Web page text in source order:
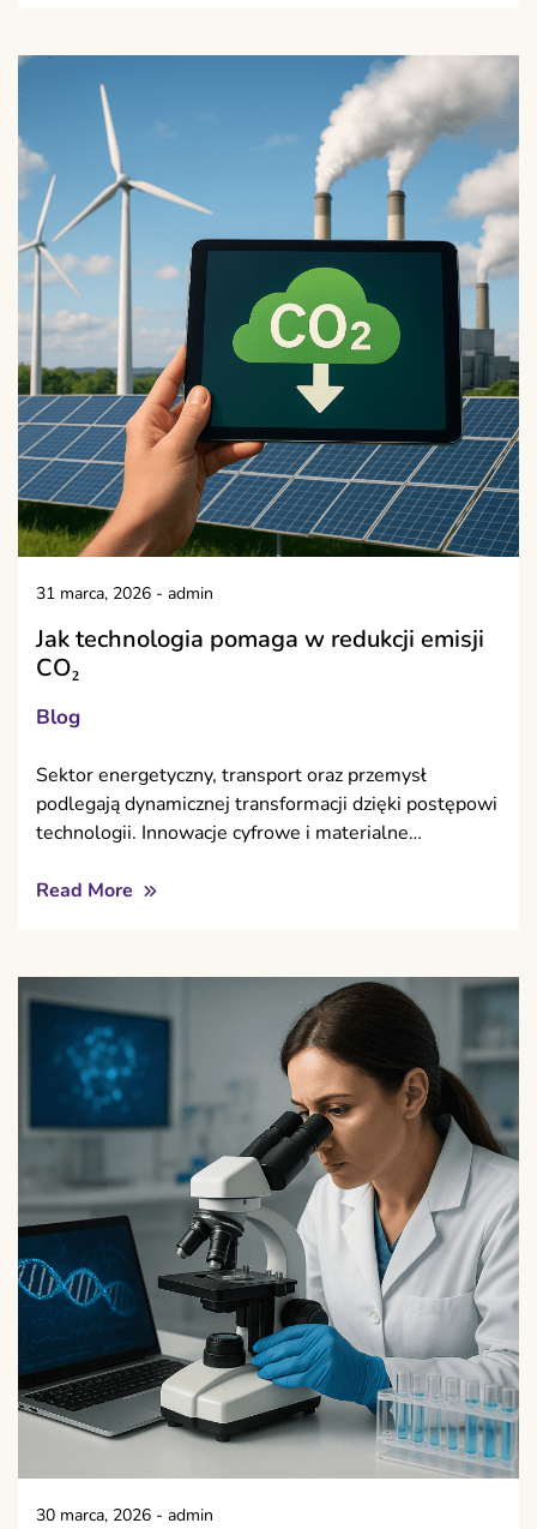
31 marca, 2026 - admin
Jak technologia pomaga w redukcji emisji
CO₂
Blog
Sektor energetyczny, transport oraz przemysł
podlegają dynamicznej transformacji dzięki postępowi
technologii. Innowacje cyfrowe i materialne…
Read More
30 marca, 2026 - admin